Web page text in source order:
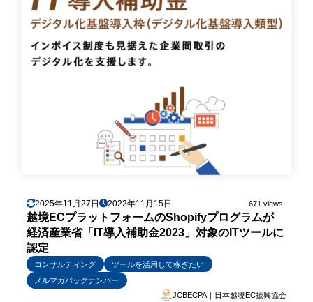
2025年11月27日 2022年11月15日 671 views
越境ECプラットフォームのShopifyプログラムが
経済産業省「IT導入補助金2023」対象のITツールに
認定
コンサルティング
ツールを活用して稼ぎたい
メルマガバックナンバー
JCBECPA｜日本越境EC振興協会